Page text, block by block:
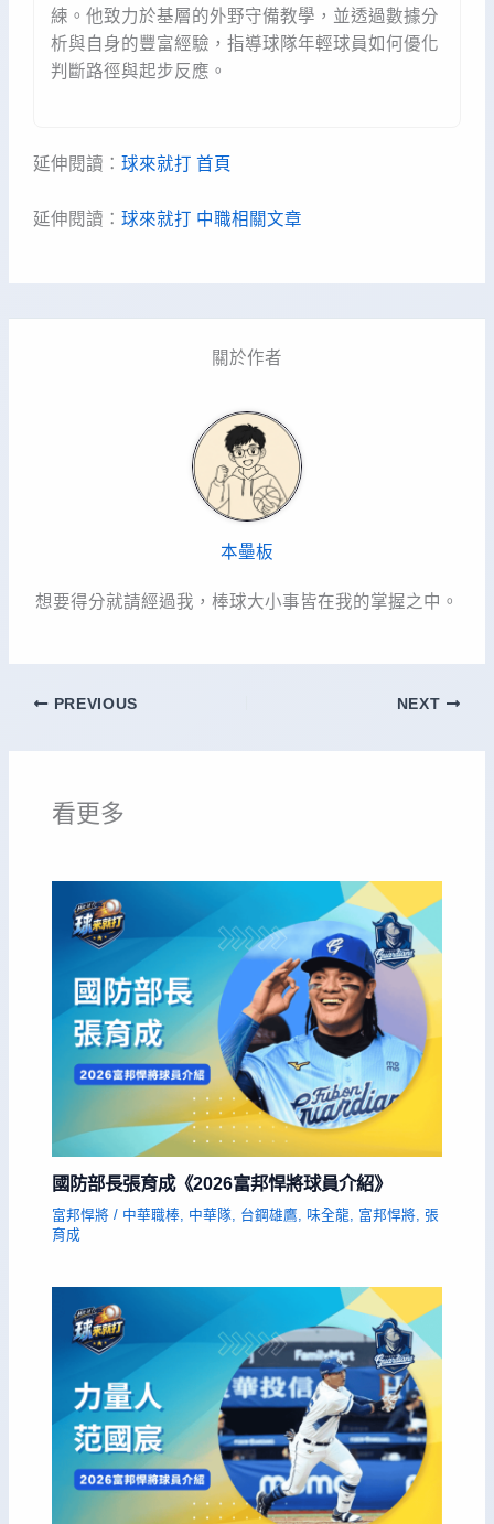
練。他致力於基層的外野守備教學，並透過數據分
析與自身的豐富經驗，指導球隊年輕球員如何優化
判斷路徑與起步反應。
延伸閱讀： 球來就打 首頁
延伸閱讀： 球來就打 中職相關文章
關於作者
本壘板
想要得分就請經過我，棒球大小事皆在我的掌握之中。
PREVIOUS NEXT
看更多
國防部長張育成《2026富邦悍將球員介紹》
富邦悍將 / 中華職棒 中華隊 台鋼雄鷹 味全龍 富邦悍將 ,張
育成